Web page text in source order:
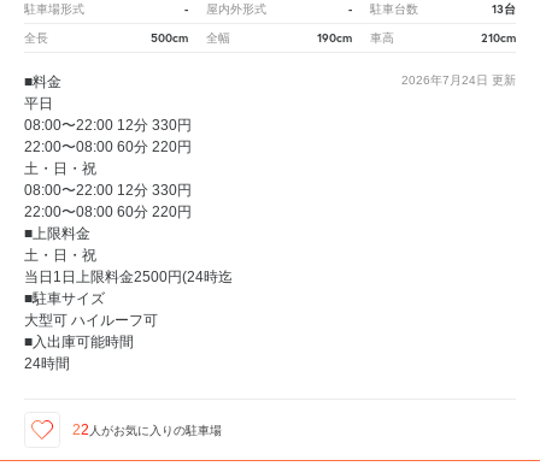
駐車場形式 - 屋内外形式 - 駐車台数 13台
全長 500cm 全幅 190cm 車高 210cm
2026年7月24日 更新
■料金
平日
08:00〜22:00 12分 330円
22:00〜08:00 60分 220円
土・日・祝
08:00〜22:00 12分 330円
22:00〜08:00 60分 220円
■上限料金
土・日・祝
当日1日上限料金2500円(24時迄
■駐車サイズ
大型可 ハイルーフ可
■入出庫可能時間
24時間
22 人がお気に入りの駐車場